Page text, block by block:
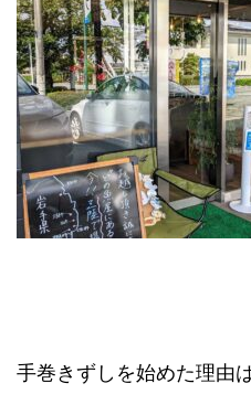
手巻きずしを始めた理由